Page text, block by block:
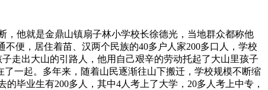
他就是金鼎山镇扇子林小学校长徐德光，当地群众都称他
便，居住着苗、汉两个民族的40多户人家200多口人，学校
走出大山的引路人，他用自己艰辛的劳动托起了大山里孩子
一起。多年来，随着山民逐渐往山下搬迁，学校规模不断缩
毕业生有200多人，其中4人考上了大学，20多人考上中专，